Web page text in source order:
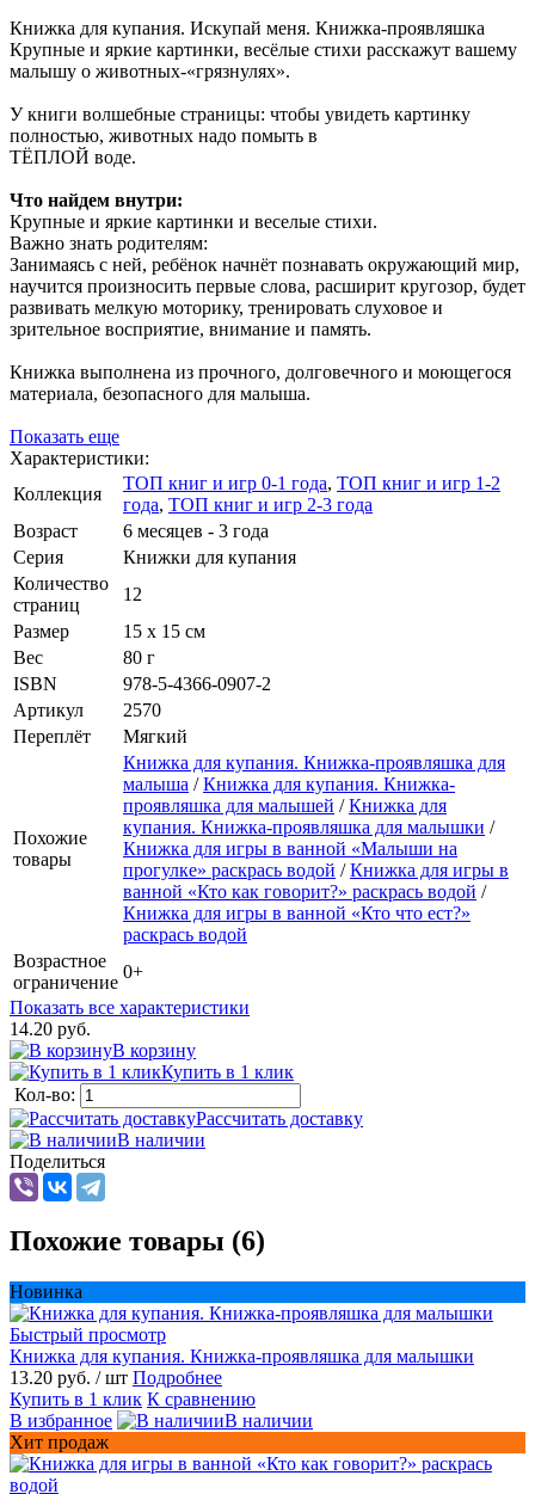
Книжка для купания. Искупай меня. Книжка-проявляшка
Крупные и яркие картинки, весёлые стихи расскажут вашему
малышу о животных-«грязнулях».
У книги волшебные страницы: чтобы увидеть картинку
полностью, животных надо помыть в
ТЁПЛОЙ воде.
Что найдем внутри:
Крупные и яркие картинки и веселые стихи.
Важно знать родителям:
Занимаясь с ней, ребёнок начнёт познавать окружающий мир,
научится произносить первые слова, расширит кругозор, будет
развивать мелкую моторику, тренировать слуховое и
зрительное восприятие, внимание и память.
Книжка выполнена из прочного, долговечного и моющегося
материала, безопасного для малыша.
Показать еще
Характеристики:
Коллекция
ТОП книг и игр 0-1 года, ТОП книг и игр 1-2
года, ТОП книг и игр 2-3 года
Возраст
6 месяцев - 3 года
Серия
Книжки для купания
Количество
страниц
12
Размер
15 х 15 см
Вес
80 г
ISBN
978-5-4366-0907-2
Артикул
2570
Переплёт
Мягкий
Похожие
товары
Книжка для купания. Книжка-проявляшка для
малыша /Книжка для купания. Книжка-
проявляшка для малышей /Книжка для
купания. Книжка-проявляшка для малышки /
Книжка для игры в ванной «Малыши на
прогулке» раскрась водой /Книжка для игры в
ванной «Кто как говорит?» раскрась водой /
Книжка для игры в ванной «Кто что ест?»
раскрась водой
Возрастное
ограничение
0+
Показать все характеристики
14.20 руб.
В корзину
Купить в 1 клик
Кол-во:
Рассчитать доставку
В наличии
Поделиться
Похожие товары (6)
Новинка
Быстрый просмотр
Книжка для купания. Книжка-проявляшка для малышки
13.20 руб. / шт Подробнее
Купить в 1 клик К сравнению
В избранное
В наличии
Хит продаж